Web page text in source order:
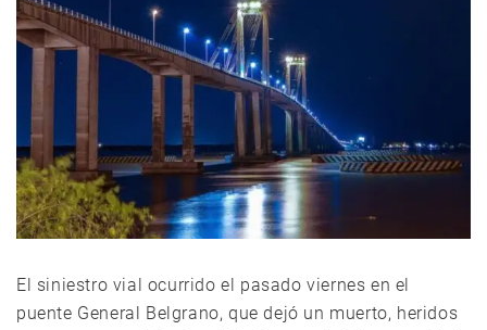
El siniestro vial ocurrido el pasado viernes en el
puente General Belgrano, que dejó un muerto, heridos